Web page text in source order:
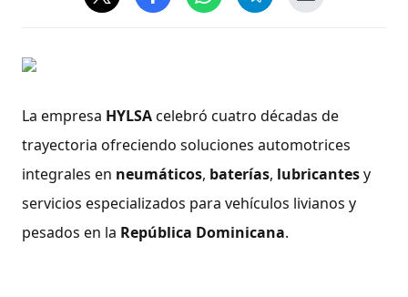
La empresa HYLSAcelebró cuatro décadas de
trayectoria ofreciendo soluciones automotrices
integrales en neumáticos, baterías, lubricantesy
servicios especializados para vehículos livianos y
pesados en la República Dominicana.